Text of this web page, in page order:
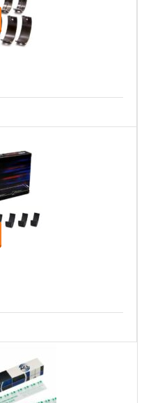
LOE EDASI
LOE EDASI